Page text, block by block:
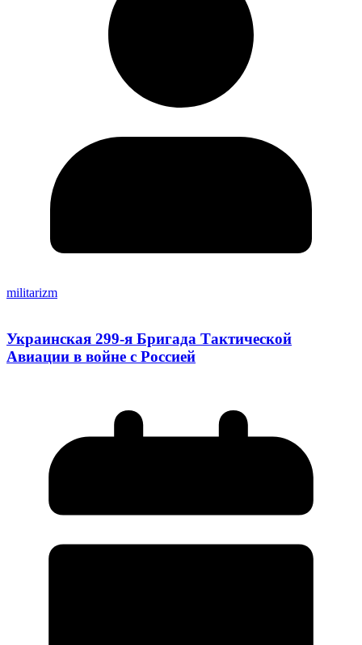
militarizm
Украинская 299-я Бригада Тактической
Авиации в войне с Россией